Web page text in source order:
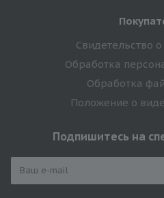
Свидетельство
Обработка
Обработка
Положение о
Подпишитесь на